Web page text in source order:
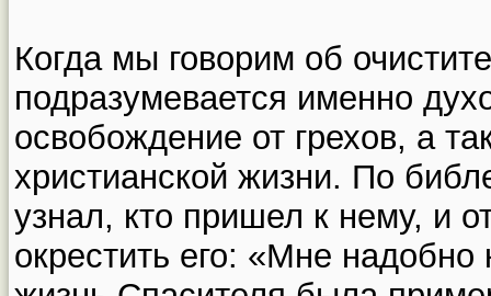
Когда мы говорим об
подразумевается именно
освобождение от грехов, а
христианской жизни. По
узнал, кто пришел к нему, и
окрестить его: «Мне надобно